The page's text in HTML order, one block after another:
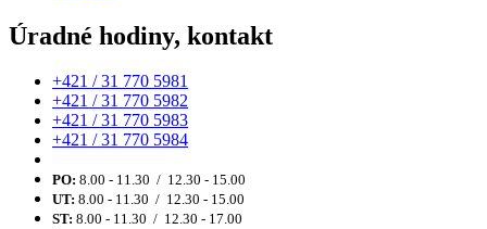
Úradné hodiny, kontakt
+421 / 31 770 5981
+421 / 31 770 5982
+421 / 31 770 5983
+421 / 31 770 5984
PO: 8.00 - 11.30 / 12.30 - 15.00
UT: 8.00 - 11.30 / 12.30 - 15.00
ST: 8.00 - 11.30 / 12.30 - 17.00